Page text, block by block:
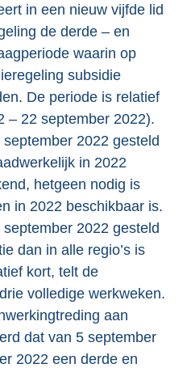
in een nieuw vijfde lid
de derde – en
waarin op
subsidie
De periode is relatief
– 22 september 2022).
2022 gesteld
in 2022
hetgeen nodig is
in 2022 beschikbaar is.
2022 gesteld
dan in alle regio’s is
kort, telt de
volledige werkweken.
aan
dat van 5 september
2022 een derde en